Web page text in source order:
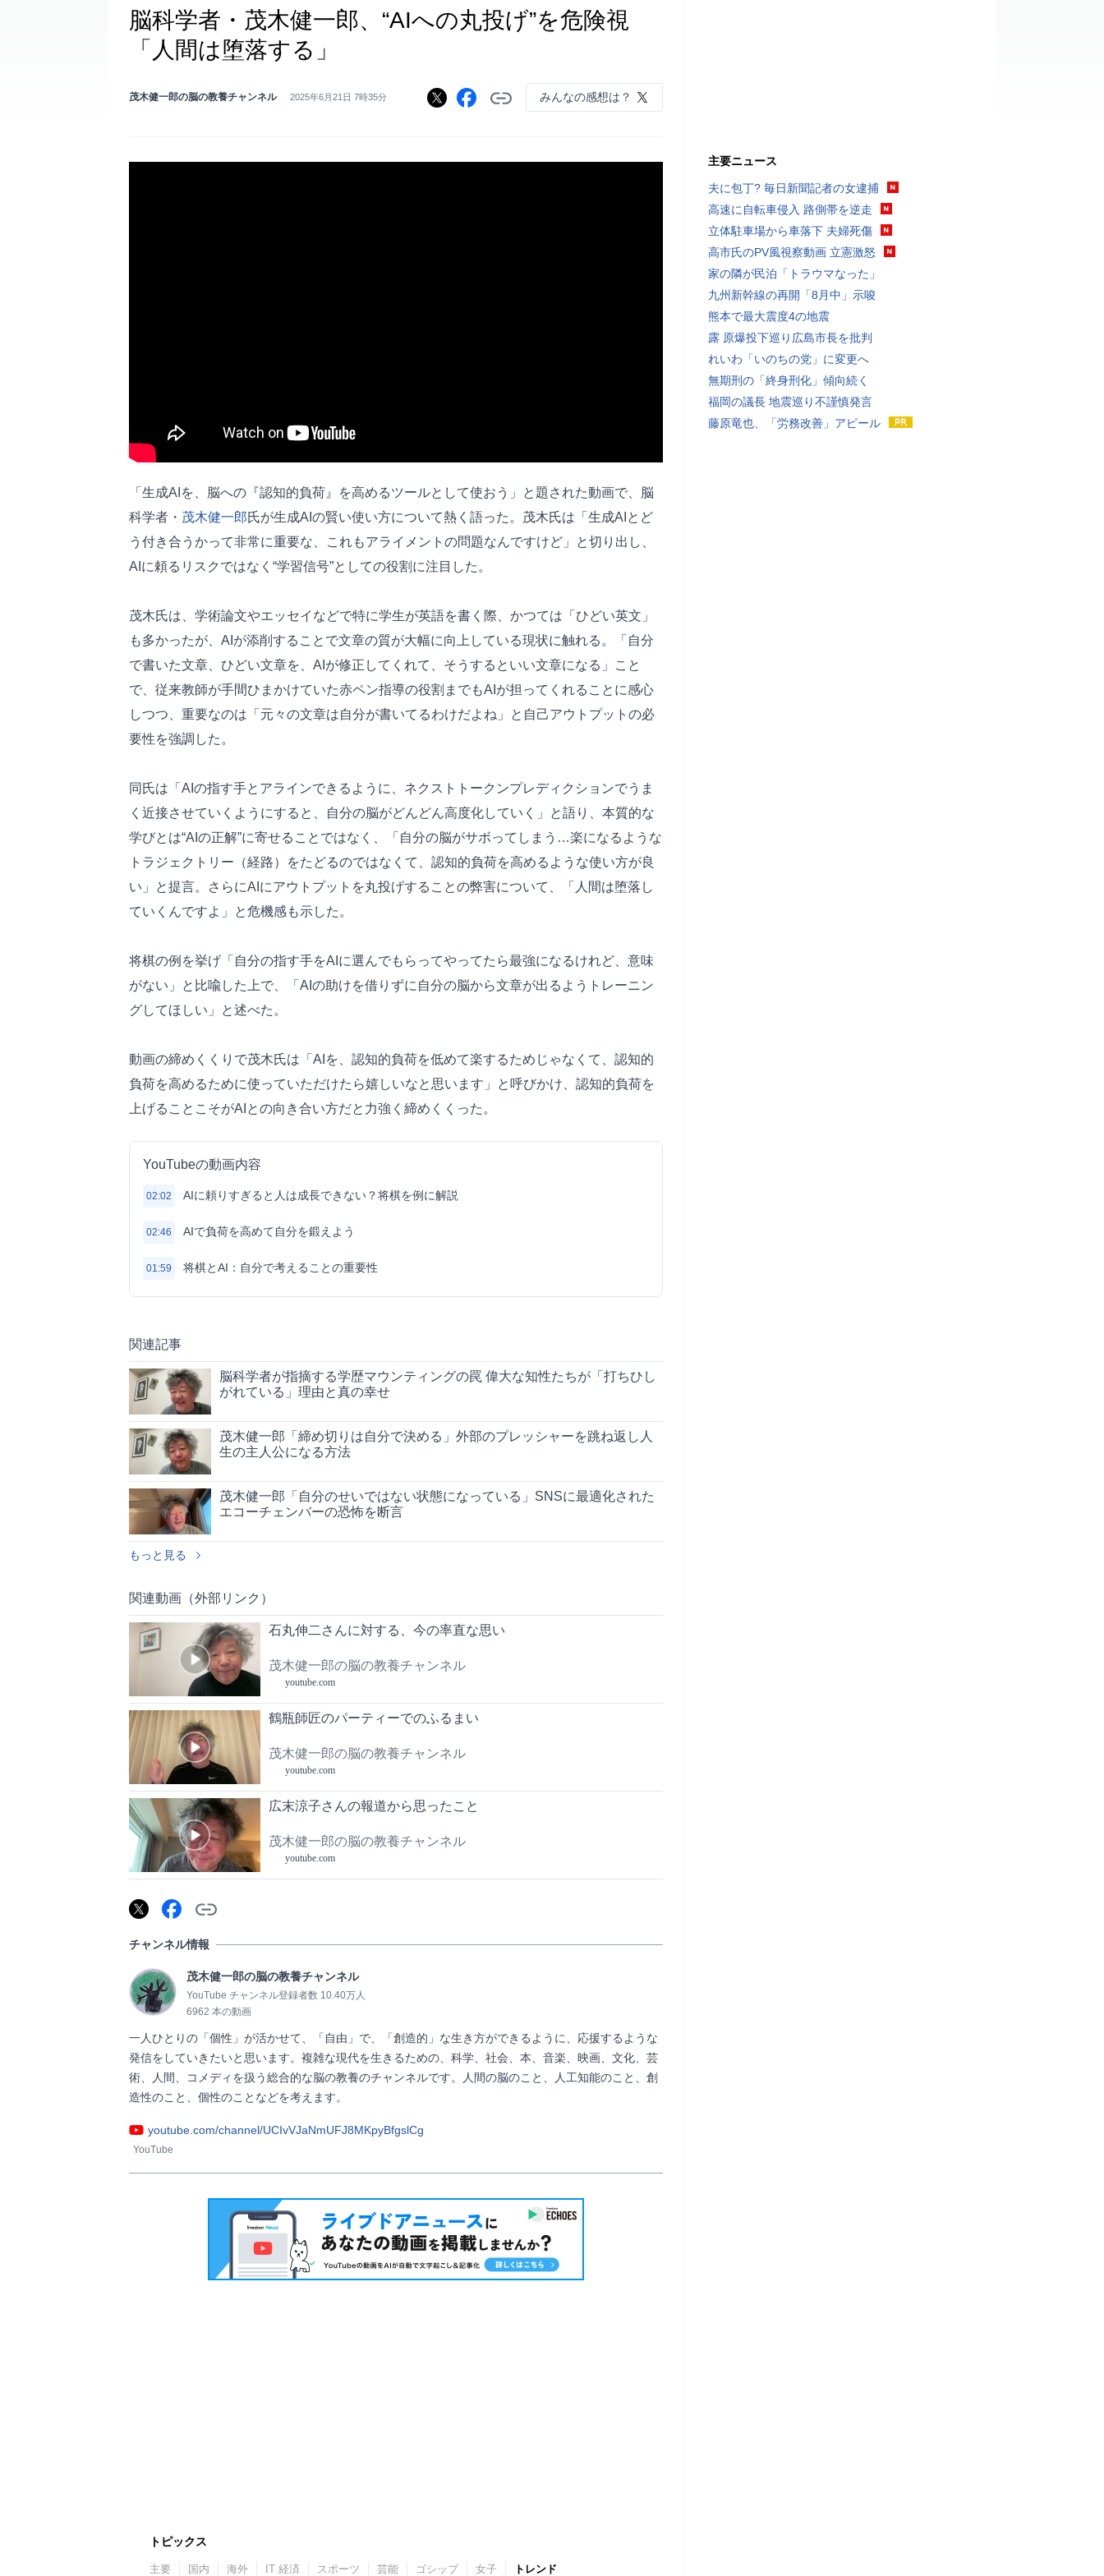
脳科学者・茂木健一郎、“AIへの丸投げ”を危険視
「人間は堕落する」
茂木健一郎の脳の教養チャンネル 2025年6月21日 7時35分 みんなの感想は？
「生成AIを、脳への『認知的負荷』を高めるツールとして使おう」と題された動画で、脳
科学者・ 茂木健一郎氏が生成AIの賢い使い方について熱く語った。茂木氏は「生成AIとど
う付き合うかって非常に重要な、これもアライメントの問題なんですけど」と切り出し、
AIに頼るリスクではなく“学習信号”としての役割に注目した。
茂木氏は、学術論文やエッセイなどで特に学生が英語を書く際、かつては「ひどい英文」
も多かったが、AIが添削することで文章の質が大幅に向上している現状に触れる。「自分
で書いた文章、ひどい文章を、AIが修正してくれて、そうするといい文章になる」こと
で、従来教師が手間ひまかけていた赤ペン指導の役割までもAIが担ってくれることに感心
しつつ、重要なのは「元々の文章は自分が書いてるわけだよね」と自己アウトプットの必
要性を強調した。
同氏は「AIの指す手とアラインできるように、ネクストトークンプレディクションでうま
く近接させていくようにすると、自分の脳がどんどん高度化していく」と語り、本質的な
学びとは“AIの正解”に寄せることではなく、「自分の脳がサボってしまう…楽になるような
トラジェクトリー（経路）をたどるのではなくて、認知的負荷を高めるような使い方が良
い」と提言。さらにAIにアウトプットを丸投げすることの弊害について、「人間は堕落し
ていくんですよ」と危機感も示した。
将棋の例を挙げ「自分の指す手をAIに選んでもらってやってたら最強になるけれど、意味
がない」と比喩した上で、「AIの助けを借りずに自分の脳から文章が出るようトレーニン
グしてほしい」と述べた。
動画の締めくくりで茂木氏は「AIを、認知的負荷を低めて楽するためじゃなくて、認知的
負荷を高めるために使っていただけたら嬉しいなと思います」と呼びかけ、認知的負荷を
上げることこそがAIとの向き合い方だと力強く締めくくった。
YouTubeの動画内容
02:02 AIに頼りすぎると人は成長できない？将棋を例に解説
02:46 AIで負荷を高めて自分を鍛えよう
01:59 将棋とAI：自分で考えることの重要性
関連記事
脳科学者が指摘する学歴マウンティングの罠 偉大な知性たちが「打ちひし
がれている」理由と真の幸せ
茂木健一郎「締め切りは自分で決める」外部のプレッシャーを跳ね返し人
生の主人公になる方法
茂木健一郎「自分のせいではない状態になっている」SNSに最適化された
エコーチェンバーの恐怖を断言
もっと見る
関連動画（外部リンク）
石丸伸二さんに対する、今の率直な思い
茂木健一郎の脳の教養チャンネル
youtube.com
鶴瓶師匠のパーティーでのふるまい
茂木健一郎の脳の教養チャンネル
youtube.com
広末涼子さんの報道から思ったこと
茂木健一郎の脳の教養チャンネル
youtube.com
チャンネル情報
茂木健一郎の脳の教養チャンネル
YouTube チャンネル登録者数 10.40万人
6962 本の動画
一人ひとりの「個性」が活かせて、「自由」で、「創造的」な生き方ができるように、応援するような
発信をしていきたいと思います。複雑な現代を生きるための、科学、社会、本、音楽、映画、文化、芸
術、人間、コメディを扱う総合的な脳の教養のチャンネルです。人間の脳のこと、人工知能のこと、創
造性のこと、個性のことなどを考えます。
youtube.com/channel/UCIvVJaNmUFJ8MKpyBfgslCg
YouTube
トピックス
主要 国内 海外 IT 経済 スポーツ 芸能 ゴシップ 女子 トレンド
主要ニュース
夫に包丁? 毎日新聞記者の女逮捕
高速に自転車侵入 路側帯を逆走
立体駐車場から車落下 夫婦死傷
高市氏のPV風視察動画 立憲激怒
家の隣が民泊「トラウマなった」
九州新幹線の再開「8月中」示唆
熊本で最大震度4の地震
露 原爆投下巡り広島市長を批判
れいわ「いのちの党」に変更へ
無期刑の「終身刑化」傾向続く
福岡の議長 地震巡り不謹慎発言
藤原竜也、「労務改善」アピール